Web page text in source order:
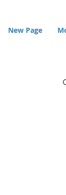
New Page